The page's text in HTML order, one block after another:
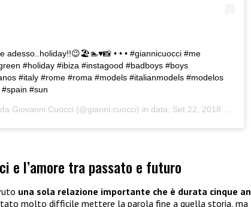
adesso..holiday!!😉🏖🏊♥📸 • • • #giannicuocci #me
#holiday #ibiza #instagood #badboys #boys
#italy #rome #roma #models #italianmodels #modelos
#sun
Giovanni Cuocci (@gianni.cuocci) in data: Set 22, 2018 at 3:54 PDT
e l’amore tra passato e futuro
una sola relazione importante che è durata cinque
molto difficile mettere la parola fine a quella storia, ma